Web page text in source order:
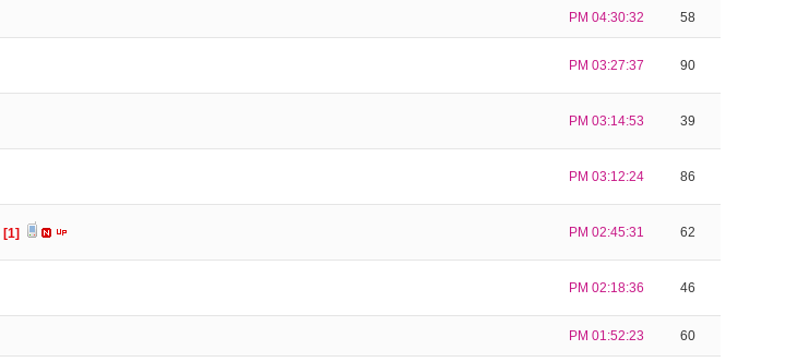
PM 04:30:32 58
PM 03:27:37 90
PM 03:14:53 39
PM 03:12:24 86
[1] PM 02:45:31 62
PM 02:18:36 46
PM 01:52:23 60